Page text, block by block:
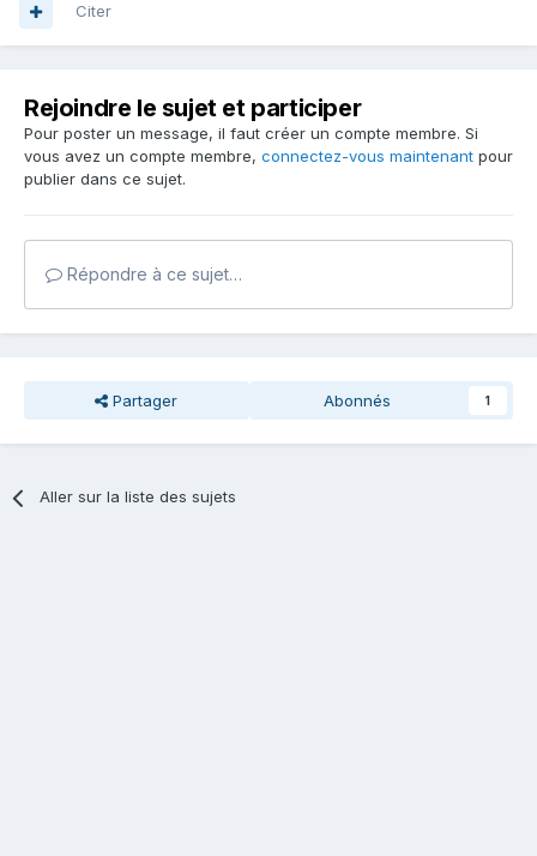
Citer
Rejoindre le sujet et participer
Pour poster un message, il faut créer un compte membre. Si
vous avez un compte membre, connectez-vous maintenant pour
publier dans ce sujet.
Répondre à ce sujet…
Partager Abonnés 1
Aller sur la liste des sujets